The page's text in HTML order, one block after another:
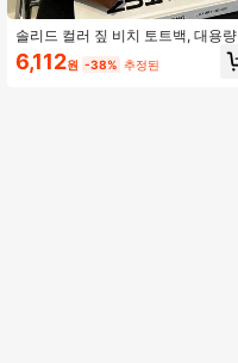
솔리드 컬러 짚 비치 토트백, 대용량
6,112원 -38% 추정된